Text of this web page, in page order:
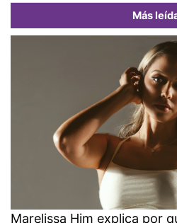
Más
Marelissa Him explica por